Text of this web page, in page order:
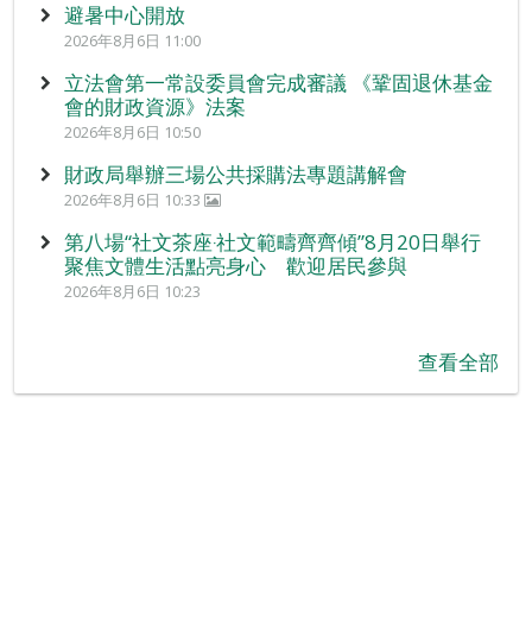
避暑中心開放
2026年8月6日 11:00
立法會第一常設委員會完成審議 《鞏固退休基金
會的財政資源》法案
2026年8月6日 10:50
財政局舉辦三場公共採購法專題講解會
2026年8月6日 10:33
第八場“社文茶座‧社文範疇齊齊傾”8月20日舉行
聚焦文體生活點亮身心 歡迎居民參與
2026年8月6日 10:23
查看全部